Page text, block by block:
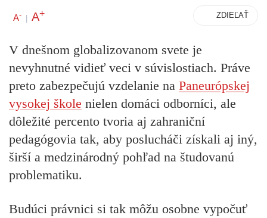
A- | A+ ZDIEĽAŤ
V dnešnom globalizovanom svete je
nevyhnutné vidieť veci v súvislostiach. Práve
preto zabezpečujú vzdelanie na Paneurópskej
vysokej škole nielen domáci odborníci, ale
dôležité percento tvoria aj zahraniční
pedagógovia tak, aby poslucháči získali aj iný,
širší a medzinárodný pohľad na študovanú
problematiku.
Budúci právnici si tak môžu osobne vypočuť